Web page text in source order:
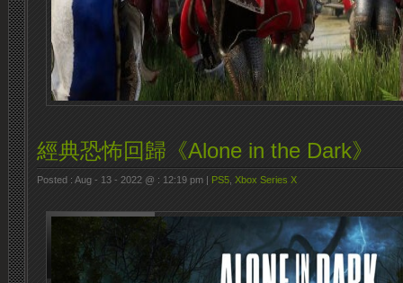
經典恐怖回歸《Alone in the Dark》
Posted : Aug - 13 - 2022 @ : 12:19 pm | PS5 Xbox Series X